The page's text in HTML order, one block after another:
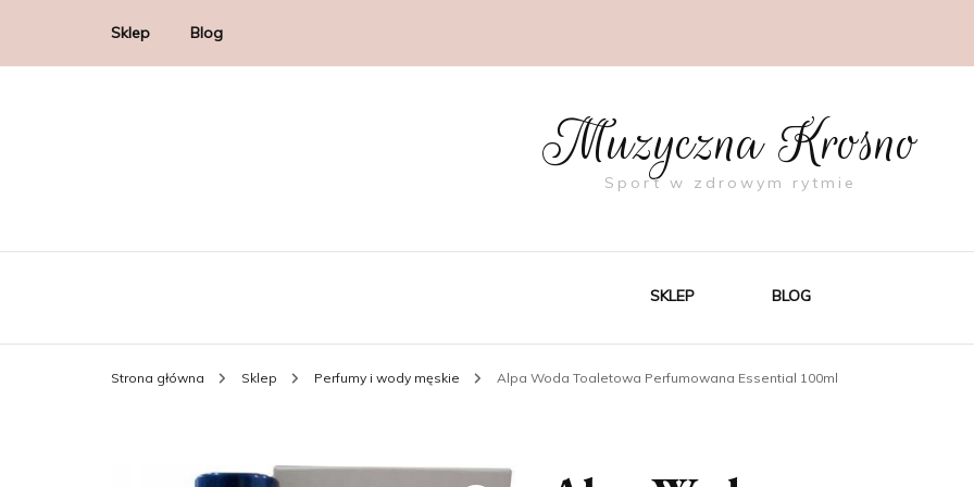
Sklep Blog
Muzyczna Krosno
Sport w zdrowym rytmie
SKLEP BLOG
Strona główna Sklep Perfumy i wody męskie Alpa Woda Toaletowa Perfumowana Essential 100ml